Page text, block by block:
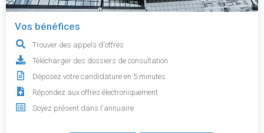
Vos bénéfices
Trouver des appels d'offres
Télécharger des dossiers de consultation
Déposez votre candidature en 5 minutes
Répondez aux offres électroniquement
Soyez présent dans l'annuaire